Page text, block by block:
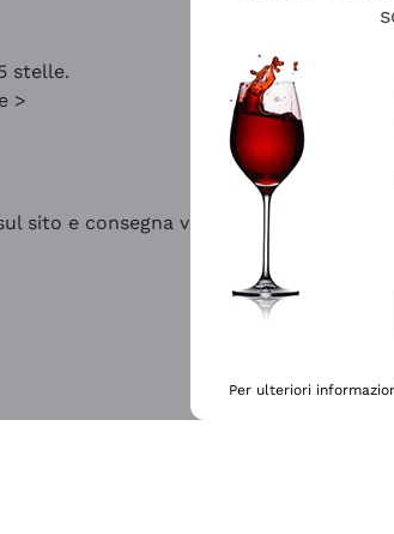
stelle.
>
sito e consegna velocissima
Per ulteriori